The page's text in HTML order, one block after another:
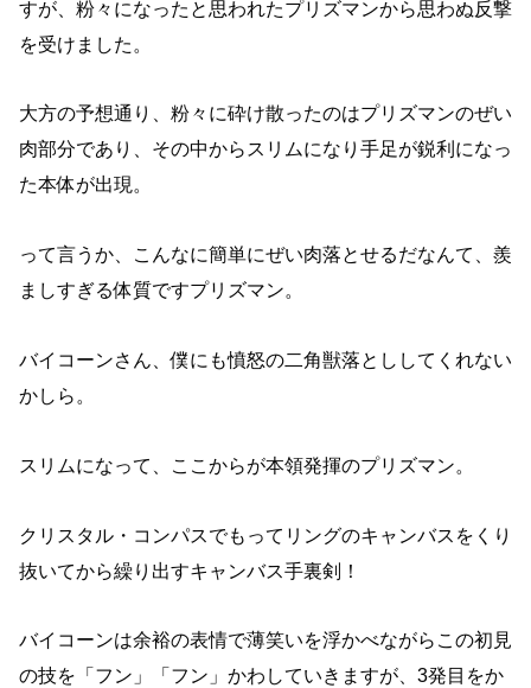
すが、粉々になったと思われたプリズマンから思わぬ反撃
を受けました。
大方の予想通り、粉々に砕け散ったのはプリズマンのぜい
肉部分であり、その中からスリムになり手足が鋭利になっ
た本体が出現。
って言うか、こんなに簡単にぜい肉落とせるだなんて、羨
ましすぎる体質ですプリズマン。
バイコーンさん、僕にも憤怒の二角獣落とししてくれない
かしら。
スリムになって、ここからが本領発揮のプリズマン。
クリスタル・コンパスでもってリングのキャンバスをくり
抜いてから繰り出すキャンバス手裏剣！
バイコーンは余裕の表情で薄笑いを浮かべながらこの初見
の技を「フン」「フン」かわしていきますが、3発目をか